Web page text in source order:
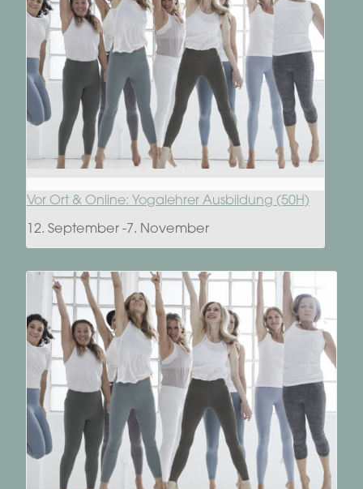
Vor Ort & Online: Yogalehrer Ausbildung (50H)
12. September -7. November